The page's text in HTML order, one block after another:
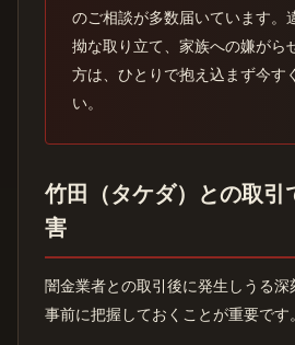
のご相談が多数届いています。
拗な取り立て、家族への嫌がら
方は、ひとりで抱え込まず今す
い。
竹田（タケダ）との取引
害
闇金業者との取引後に発生しうる深
事前に把握しておくことが重要です。